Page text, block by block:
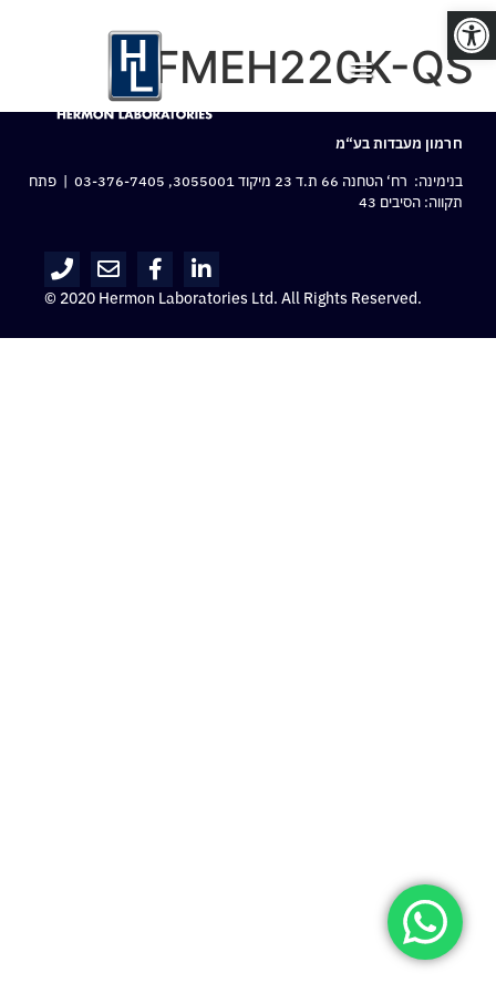
פתח סרגל נגישות
SFMEH220K-QS
חרמון מעבדות בע“מ
בנימינה: רח‘ הטחנה 66 ת.ד 23 מיקוד 3055001,
03-376-7405 | פתח
תקווה: הסיבים 43
© 2020 Hermon Laboratories Ltd. All Rights Reserved.